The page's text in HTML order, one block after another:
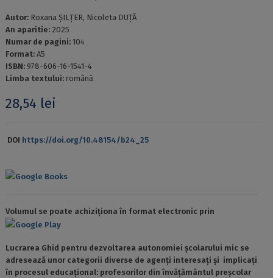
Autor: Roxana ȘILȚER, Nicoleta DUȚĂ
An aparitie: 2025
Numar de pagini: 104
Format: A5
ISBN: 978-606-16-1541-4
Limba textului: română
28,54 lei
DOI https://doi.org/10.48154/b24_25
Google Books
Volumul se poate achiziționa în format electronic prin
Google Play
Lucrarea Ghid pentru dezvoltarea autonomiei școlarului mic se
adresează unor categorii diverse de agenți interesați și implicați
în procesul educațional: profesorilor din învățământul preșcolar